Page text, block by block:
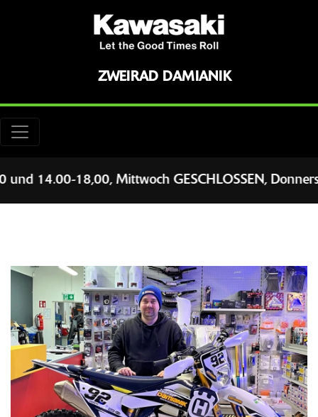
ZWEIRAD DAMIANIK
14.00-18,00, Mittwoch GESCHLOSSEN,